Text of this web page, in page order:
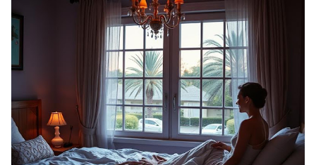
Découvrir Pages
Pages aimées
#CowgirlPosition #LoveLife #Intimacy #CouplesGoals
#RelationshipTalk
#SpiceItUp #BedroomFun #LoveAndLust
#CoupleVibes #SexualWellness #ExploreTogether
#RomanticNights
#Connection #Trust #FunInTheBedroom
#LoveJourney #CoupleGoals #SexualHealth
#OpenCommunication #Pleasure #IntimateMoments
#RelationshipAdvice
#GoodVibes #HappyCouples #LoveWins
#LetsTalkAboutIt #SpicyConversations #EnjoyTheRide